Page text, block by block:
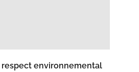
environnemental